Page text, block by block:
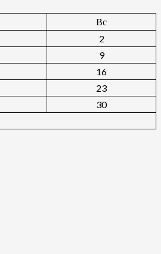
Вс
2
9
16
23
30